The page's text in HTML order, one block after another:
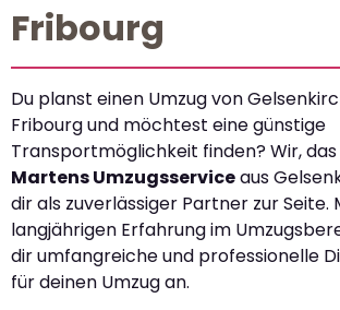
Fribourg
Du planst einen Umzug von
Fribourg und möchtest eine günstige
Transportmöglichkeit finden? Wir,
Martens Umzugsserviceaus
dir als zuverlässiger Partner zur Seite.
langjährigen Erfahrung im
dir umfangreiche und professionelle
für deinen Umzug an.